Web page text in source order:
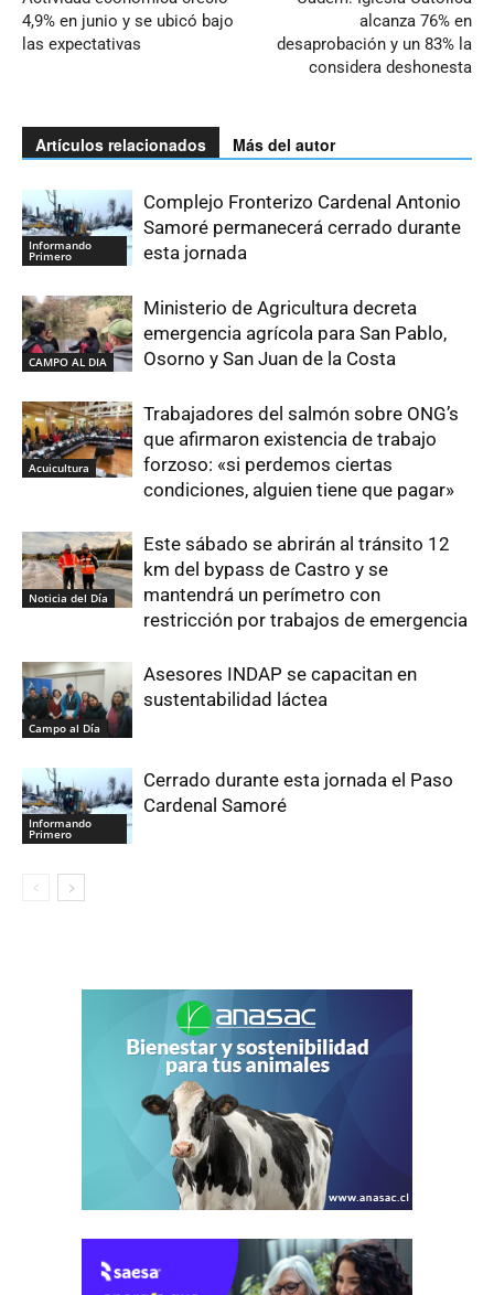
4,9% en junio y se ubicó bajo
las expectativas
alcanza 76% en
desaprobación y un 83% la
considera deshonesta
Artículos relacionados Más del autor
Informando
Primero
Complejo Fronterizo Cardenal Antonio
Samoré permanecerá cerrado durante
esta jornada
CAMPO AL DIA
Ministerio de Agricultura decreta
emergencia agrícola para San Pablo,
Osorno y San Juan de la Costa
Acuicultura
Trabajadores del salmón sobre ONG’s
que afirmaron existencia de trabajo
forzoso: «si perdemos ciertas
condiciones, alguien tiene que pagar»
Noticia del Día
Este sábado se abrirán al tránsito 12
km del bypass de Castro y se
mantendrá un perímetro con
restricción por trabajos de emergencia
Campo al Día
Asesores INDAP se capacitan en
sustentabilidad láctea
Informando
Primero
Cerrado durante esta jornada el Paso
Cardenal Samoré